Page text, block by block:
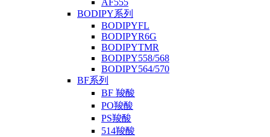
AF555
BODIPY系列
BODIPYFL
BODIPYR6G
BODIPYTMR
BODIPY558/568
BODIPY564/570
BF系列
BF 羧酸
PO羧酸
PS羧酸
514羧酸